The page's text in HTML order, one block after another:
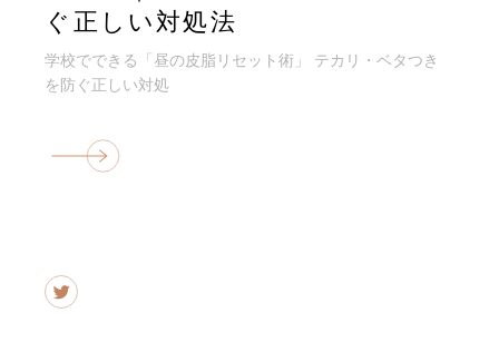
ぐ正しい対処法
学校でできる「昼の皮脂リセット術」 テカリ・ベタつき
を防ぐ正しい対処